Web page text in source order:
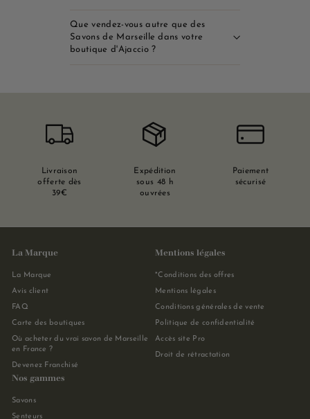
Que vendez-vous autre que des
Savons de Marseille dans votre
boutique d'Ajaccio ?
Livraison
offerte dès
39€
Expédition
sous 48 h
ouvrées
Paiement
sécurisé
La Marque
La Marque
Avis client
FAQ
Carte des boutiques
Où acheter du vrai savon de Marseille
en France ?
Devenez Franchisé
Mentions légales
*Conditions des offres
Mentions légales
Conditions générales de vente
Politique de confidentialité
Accès site Pro
Droit de rétractation
Nos gammes
Savons
Senteurs